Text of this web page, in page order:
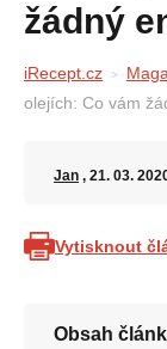
žádný
iRecept.cz
olejích: Co vám
Jan , 21. 03.
Vytisknout
Obsah